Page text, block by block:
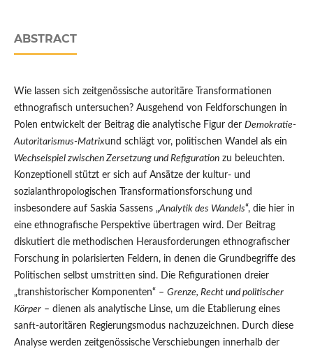
ABSTRACT
Wie lassen sich zeitgenössische autoritäre Transformationen
ethnografisch untersuchen? Ausgehend von Feldforschungen in
Polen entwickelt der Beitrag die analytische Figur der Demokratie-
Autoritarismus-Matrixund schlägt vor, politischen Wandel als ein
Wechselspiel zwischen Zersetzung und Refigurationzu beleuchten.
Konzeptionell stützt er sich auf Ansätze der kultur- und
sozialanthropologischen Transformationsforschung und
insbesondere auf Saskia Sassens „Analytik des Wandels“, die hier in
eine ethnografische Perspektive übertragen wird. Der Beitrag
diskutiert die methodischen Herausforderungen ethnografischer
Forschung in polarisierten Feldern, in denen die Grundbegriffe des
Politischen selbst umstritten sind. Die Refigurationen dreier
„transhistorischer Komponenten“ – Grenze, Recht und politischer
Körper– dienen als analytische Linse, um die Etablierung eines
sanft-autoritären Regierungsmodus nachzuzeichnen. Durch diese
Analyse werden zeitgenössische Verschiebungen innerhalb der